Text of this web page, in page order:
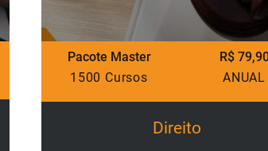
R$ 79,90
ANUAL
Pacote
1500